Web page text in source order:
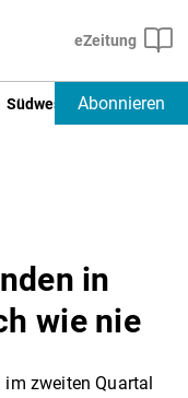
Südwest Deutschland
Abonnieren
in
wie nie
zweiten Quartal